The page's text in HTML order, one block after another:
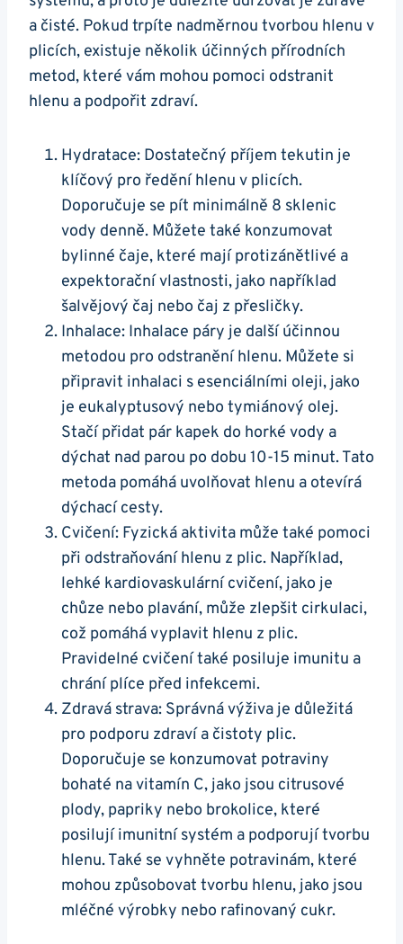
a čisté. Pokud trpíte nadměrnou tvorbou​ hlenu v⁣
plicích, existuje několik⁤ účinných přírodních
metod, ‌které vám mohou pomoci ⁤odstranit
hlenu⁢ a podpořit zdraví.
Hydratace:‌ Dostatečný příjem ​tekutin je
klíčový pro ředění hlenu v plicích.
⁣Doporučuje se pít minimálně 8 ‍sklenic
vody denně. Můžete také konzumovat
bylinné čaje, které mají protizánětlivé ⁤a ​
expektorační vlastnosti, jako například
šalvějový čaj⁢ nebo čaj z přesličky.
Inhalace: Inhalace páry je další účinnou
metodou⁣ pro ‌odstranění hlenu. ⁢Můžete⁤ si
připravit inhalaci ‌s esenciálními oleji, jako
‍je ⁤eukalyptusový nebo tymiánový olej.
Stačí přidat ‌pár ​kapek do horké ‍vody​ a
dýchat nad‍ parou​ po dobu 10-15 minut.‍ Tato
metoda ⁣pomáhá uvolňovat hlenu a otevírá​
dýchací cesty.
Cvičení: Fyzická⁢ aktivita​ může také pomoci⁣
při odstraňování ‌hlenu z‌ plic.⁣ Například,
lehké kardiovaskulární cvičení, jako je
⁢chůze nebo plavání, může⁤ zlepšit cirkulaci,⁢
což⁣ pomáhá vyplavit‍ hlenu z plic.
Pravidelné⁤ cvičení také⁤ posiluje imunitu ‍a
chrání plíce před infekcemi.
Zdravá strava: Správná výživa‍ je důležitá
pro⁤ podporu ‌zdraví a čistoty plic.
Doporučuje se konzumovat potraviny
bohaté na vitamín ⁤C, jako jsou citrusové
plody, papriky ‍nebo ‍brokolice, které
‌posilují imunitní systém a podporují tvorbu
hlenu. Také ⁣se vyhněte ‍potravinám, které
mohou způsobovat tvorbu‌ hlenu, jako jsou
mléčné výrobky nebo⁤ rafinovaný cukr.